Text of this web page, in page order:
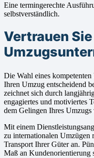
Eine termingerechte
selbstverständlich.
Vertrauen
Die Wahl eines
Ihren Umzug entscheidend
zeichnet sich durch
engagiertes und motiviertes
dem Gelingen Ihres Umzugs
Mit einem
zu internationalen Umzügen
Transport Ihrer Güter an.
Maß an Kundenorientierung